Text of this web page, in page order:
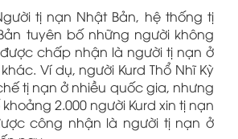
tị nạn Nhật Bản, hệ thống tị
tuyên bố những người không
chấp nhận là người tị nạn ở
Ví dụ, người Kurd Thổ Nhĩ Kỳ
tị nạn ở nhiều quốc gia, nhưng
2.000 người Kurd xin tị nạn
công nhận là người tị nạn ở